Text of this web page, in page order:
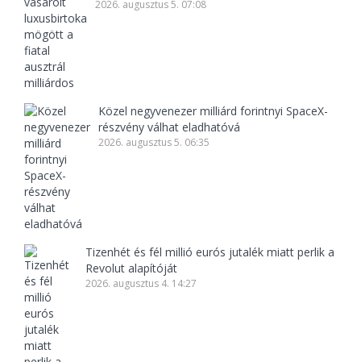
2026. augusztus 5. 07:08
Közel negyvenezer milliárd forintnyi SpaceX-
részvény válhat eladhatóvá
2026. augusztus 5. 06:35
Tizenhét és fél millió eurós jutalék miatt perlik a
Revolut alapítóját
2026. augusztus 4. 14:27